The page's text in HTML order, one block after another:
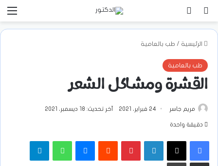
بحث عن
الرئيسية / طب بالعامية
طب بالعامية
القشرة ومشاكل الشعر
مريم جاسر 24 فبراير، 2021 آخر تحديث: 18 ديسمبر، 2021
دقيقة واحدة
فيسبوك
‫X لينكدإن بينتيريست ماسنجر واتساب تيلقرام
مشاركة عبر البريد طباعة